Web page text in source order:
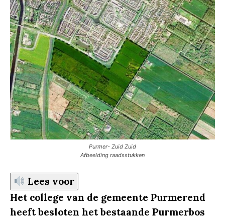
Purmer- Zuid Zuid
Afbeelding raadsstukken
Lees voor
Het college van de gemeente Purmerend
heeft besloten het bestaande Purmerbos